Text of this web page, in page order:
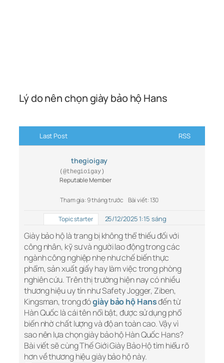
Lý do nên chọn giày bảo hộ Hans
Last Post RSS
thegioigay
(@thegioigay)
Reputable Member
Tham gia: 9 tháng trước Bài viết: 130
Topic starter 25/12/2025 1:15 sáng
Giày bảo hộ là trang bị không thể thiếu đối với
công nhân, kỹ sư và người lao động trong các
ngành công nghiệp nhẹ như chế biến thực
phẩm, sản xuất giấy hay làm việc trong phòng
nghiên cứu. Trên thị trường hiện nay có nhiều
thương hiệu uy tín như Safety Jogger, Ziben,
Kingsman, trong đógiày bảo hộ Hansđến từ
Hàn Quốc là cái tên nổi bật, được sử dụng phổ
biến nhờ chất lượng và độ an toàn cao. Vậy vì
sao nên lựa chọn giày bảo hộ Hàn Quốc Hans?
Bài viết sẽ cùng Thế Giới Giày Bảo Hộ tìm hiểu rõ
hơn về thương hiệu giày bảo hộ này.